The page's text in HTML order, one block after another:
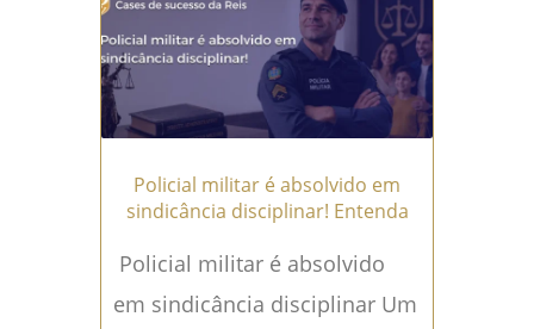
recebe salário regularmente.
Foi o...Leia mais →
Policial militar é absolvido em
sindicância disciplinar! Entenda
Policial militar é absolvido
em sindicância disciplinar Um